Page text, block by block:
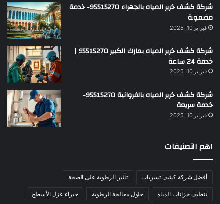
شركة كشف خرير المياه بالجهراء 95515270- خدمة
مضمونة
فبراير 10, 2025
شركة كشف خرير المياه بمارك الكبير 95515270 |
خدمة 24 ساعة
فبراير 10, 2025
شركة كشف خرير المياه بالفروانية 95515270-
خدمة سريعة
فبراير 10, 2025
اهم التصنيفات
أفضل شركة كشف تسربات تأثير الرطوبة على الصحة
تنظيف خزانات المياه حلول معالجة الرطوبة خبراء عزل الأسطح